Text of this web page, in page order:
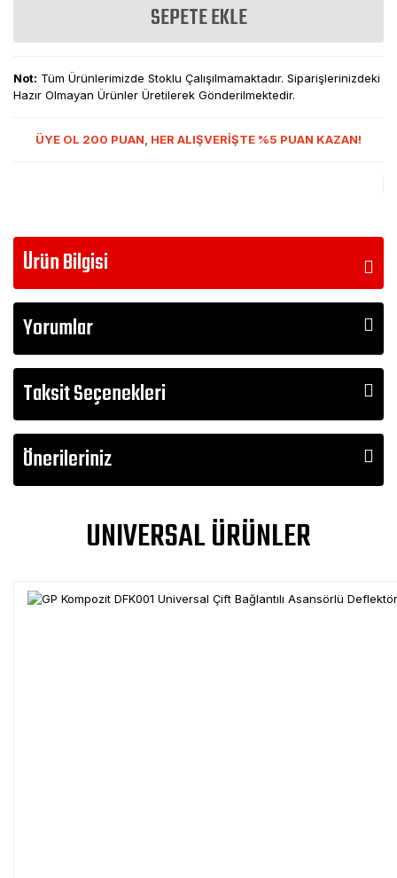
SEPETE EKLE
Not: Tüm Ürünlerimizde Stoklu Çalışılmamaktadır. Siparişlerinizdeki
Hazır Olmayan Ürünler Üretilerek Gönderilmektedir.
ÜYE OL 200 PUAN, HER ALIŞVERİŞTE %5 PUAN KAZAN!
Ürün Bilgisi
Yorumlar
Taksit Seçenekleri
Önerileriniz
UNIVERSAL ÜRÜNLER